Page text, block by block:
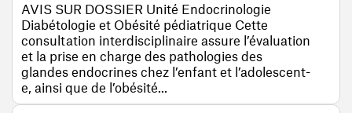
AVIS SUR DOSSIER Unité Endocrinologie
Diabétologie et Obésité pédiatrique Cette
consultation interdisciplinaire assure l’évaluation
et la prise en charge des pathologies des
glandes endocrines chez l’enfant et l’adolescent-
e, ainsi que de l’obésité...